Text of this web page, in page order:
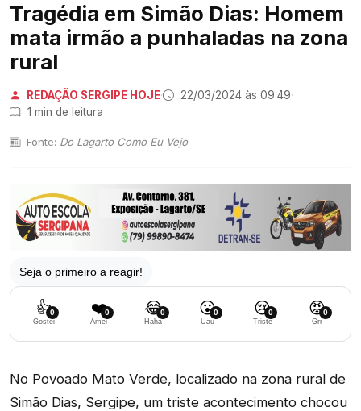
Tragédia em Simão Dias: Homem
mata irmão a punhaladas na zona
rural
REDAÇÃO SERGIPE HOJE· 22/03/2024 às 09:49·
1 min de leitura
Fonte: Do Lagarto Como Eu Vejo
Seja o primeiro a reagir!
👍0
Gostei
❤️0
Amei
😂0
Haha
😮0
Uau
😢0
Triste
😡0
Grr
No Povoado Mato Verde, localizado na zona rural de
Simão Dias, Sergipe, um triste acontecimento chocou